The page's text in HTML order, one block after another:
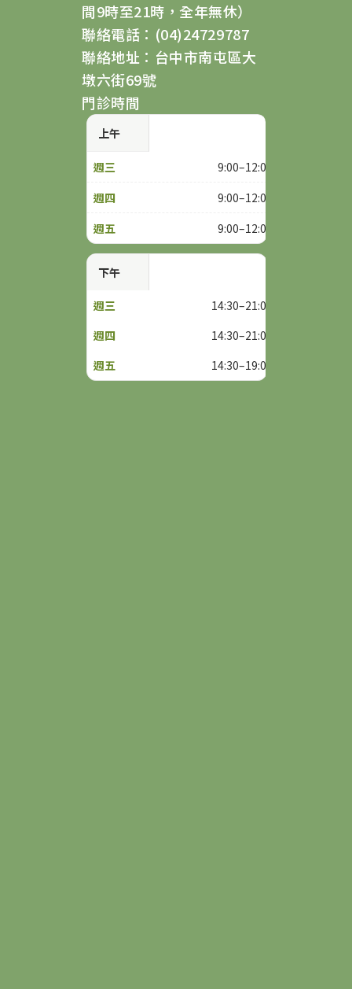
間9時至21時，全年無休）
聯絡電話：(04)24729787
聯絡地址：台中市南屯區大
墩六街69號
門診時間
上午
9:00–12:00
9:00–12:00
9:00–12:00
下午
14:30–21:00
14:30–21:00
14:30–19:00